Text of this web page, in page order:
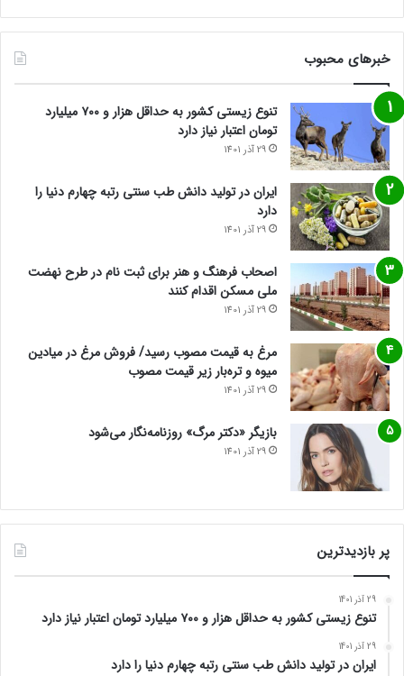
خبرهای محبوب
تنوع زیستی کشور به حداقل هزار و ۷۰۰ میلیارد
تومان اعتبار نیاز دارد
29 آذر 1401
ایران در تولید دانش طب سنتی رتبه چهارم دنیا را
دارد
29 آذر 1401
اصحاب فرهنگ و هنر برای ثبت نام در طرح نهضت
ملی مسکن اقدام کنند
29 آذر 1401
مرغ به قیمت مصوب رسید/ فروش مرغ در میادین
میوه و تره‌بار زیر قیمت مصوب
29 آذر 1401
بازیگر «دکتر مرگ» روزنامه‌نگار می‌شود
29 آذر 1401
پر بازدیدترین
29 آذر 1401
تنوع زیستی کشور به حداقل هزار و ۷۰۰ میلیارد تومان اعتبار نیاز دارد
29 آذر 1401
ایران در تولید دانش طب سنتی رتبه چهارم دنیا را دارد